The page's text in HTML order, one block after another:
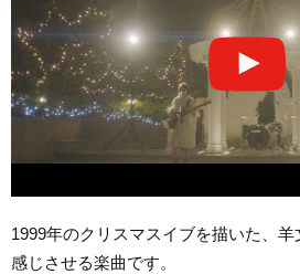
1999年のクリスマスイブを描いた、
感じさせる楽曲です。